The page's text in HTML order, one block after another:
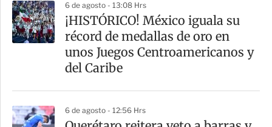
a
r
t
6 de agosto - 13:08 Hrs
¡HISTÓRICO! México iguala su
récord de medallas de oro en
unos Juegos Centroamericanos y
del Caribe
6 de agosto - 12:56 Hrs